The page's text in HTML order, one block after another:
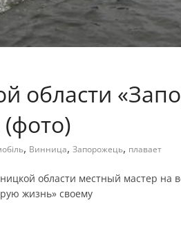
области
, Винница, Запорожець, плавает
области местный мастер на
жизнь» своему